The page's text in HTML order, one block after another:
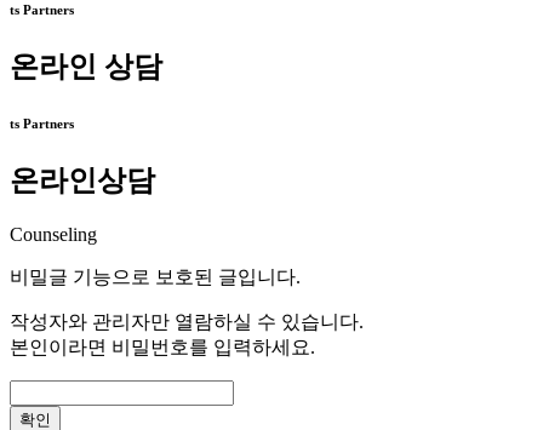
ts Partners
온라인 상담
ts Partners
온라인상담
Counseling
비밀글 기능으로 보호된 글입니다.
작성자와 관리자만 열람하실 수 있습니다.
본인이라면 비밀번호를 입력하세요.
확인